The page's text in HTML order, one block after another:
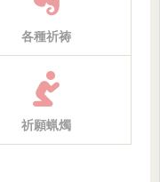
各種祈祷
祈願蝋燭